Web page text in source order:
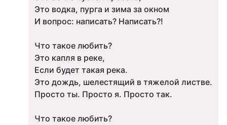
Это водка, пурга и зима за окном
И вопрос: написать? Написать?!
Что такое любить?
Это капля в реке,
Если будет такая река.
Это дождь, шелестящий в тяжелой листве.
Просто ты. Просто я. Просто так.
Что такое любить?